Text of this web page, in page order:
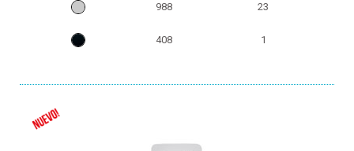
988
23
408 1